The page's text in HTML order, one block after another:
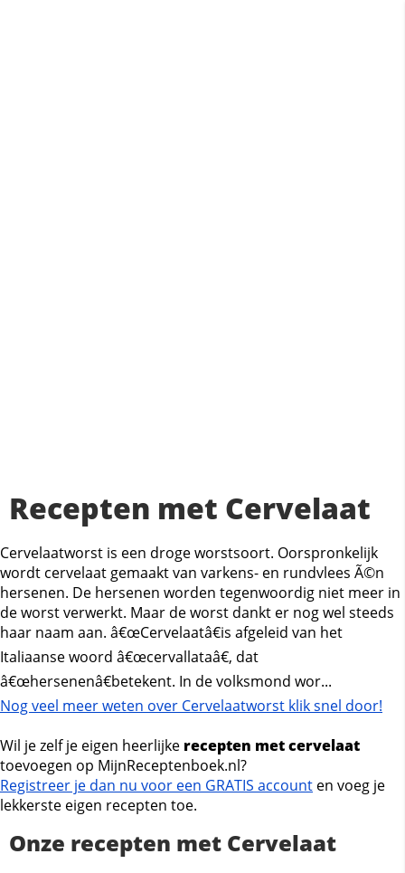
Recepten met Cervelaat
Cervelaatworst is een droge worstsoort. Oorspronkelijk
wordt cervelaat gemaakt van varkens- en rundvlees Ã©n
hersenen. De hersenen worden tegenwoordig niet meer in
de worst verwerkt. Maar de worst dankt er nog wel steeds
haar naam aan. â€œCervelaatâ€is afgeleid van het
Italiaanse woord â€œcervallataâ€, dat
â€œhersenenâ€betekent. In de volksmond wor...
Nog veel meer weten over Cervelaatworst klik snel door!
Wil je zelf je eigen heerlijke recepten met cervelaat
toevoegen op MijnReceptenboek.nl?
Registreer je dan nu voor een GRATIS account en voeg je
lekkerste eigen recepten toe.
Onze recepten met Cervelaat